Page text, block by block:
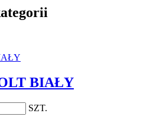
BIAŁY
SZT.